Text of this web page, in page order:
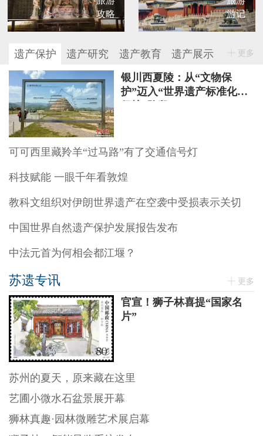
攻略
游记
遗产保护 遗产研究 遗产教育 遗产展示 更多
银川西夏陵：从“文物保
护”迈入“世界遗产标准化
可可西里藏羚羊“过马路”有了交通信号灯
科技赋能 一眼千年看敦煌
教科文组织对伊朗世界遗产在空袭中受损表示关切
中国世界自然遗产保护发展报告发布
中法元首为何相会都江堰？
苏遗专讯 更多
官宣！狮子林喜提“国家名
片”
苏州的夏天，原来藏在这里
艺圃小微水石盆景展开幕
狮林真趣·园林微雕艺术展启幕